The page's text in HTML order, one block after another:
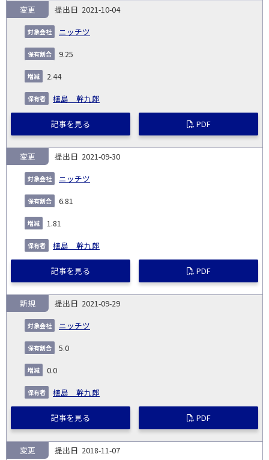
2021-10-04
ニッチツ
変更
9.25
2.44
植島 幹九郎
記事を見る PDF
2021-09-30
ニッチツ
変更
6.81
1.81
植島 幹九郎
記事を見る PDF
2021-09-29
ニッチツ
新規
5.0
0.0
植島 幹九郎
記事を見る PDF
2018-11-07
変更